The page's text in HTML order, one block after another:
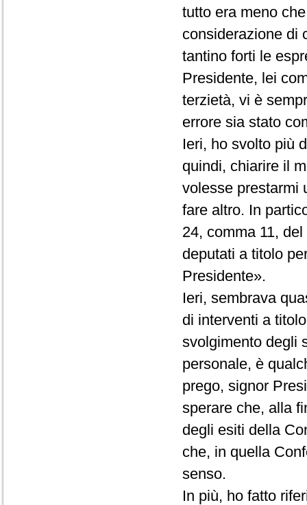
tutto era meno
considerazione di
tantino forti le
Presidente, lei
terzietà, vi è
errore sia stato
Ieri, ho svolto più
quindi, chiarire il
volesse prestarmi
fare altro. In
24, comma 11,
deputati a titolo
Presidente».
Ieri, sembrava
di interventi a
svolgimento degli
personale, è
prego, signor
sperare che, alla
degli esiti della
che, in quella
senso.
In più, ho fatto